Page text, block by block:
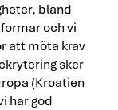
bland
och vi
att möta krav
sker
(Kroatien
har god